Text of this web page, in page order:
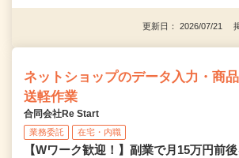
更新日： 2026/07/21
ネットショップのデータ入力・商
送軽作業
合同会社Re Start
業務委託 在宅・内職
【Wワーク歓迎！】副業で月15万円前